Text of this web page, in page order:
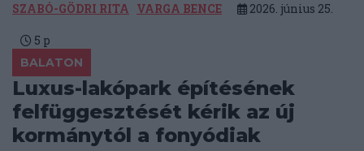
SZABÓ-GÖDRI RITA VARGA BENCE 2026. június 25.
5 p
BALATON
Luxus-lakópark építésének
felfüggesztését kérik az új
kormánytól a fonyódiak